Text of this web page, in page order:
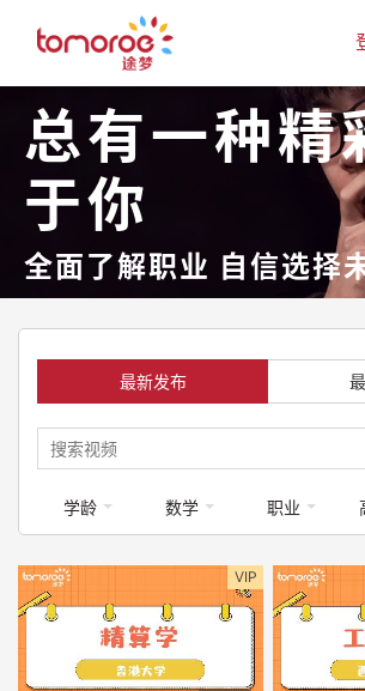
总有一种精
于你
全面了解职业 自信选择
最新发布
学龄 数学 职业
VIP